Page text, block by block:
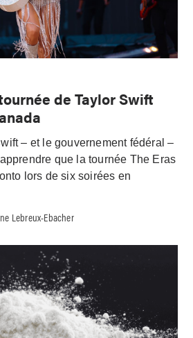
de Taylor Swift
– et le gouvernement fédéral –
que la tournée The Eras
lors de six soirées en
Lebreux-Ebacher